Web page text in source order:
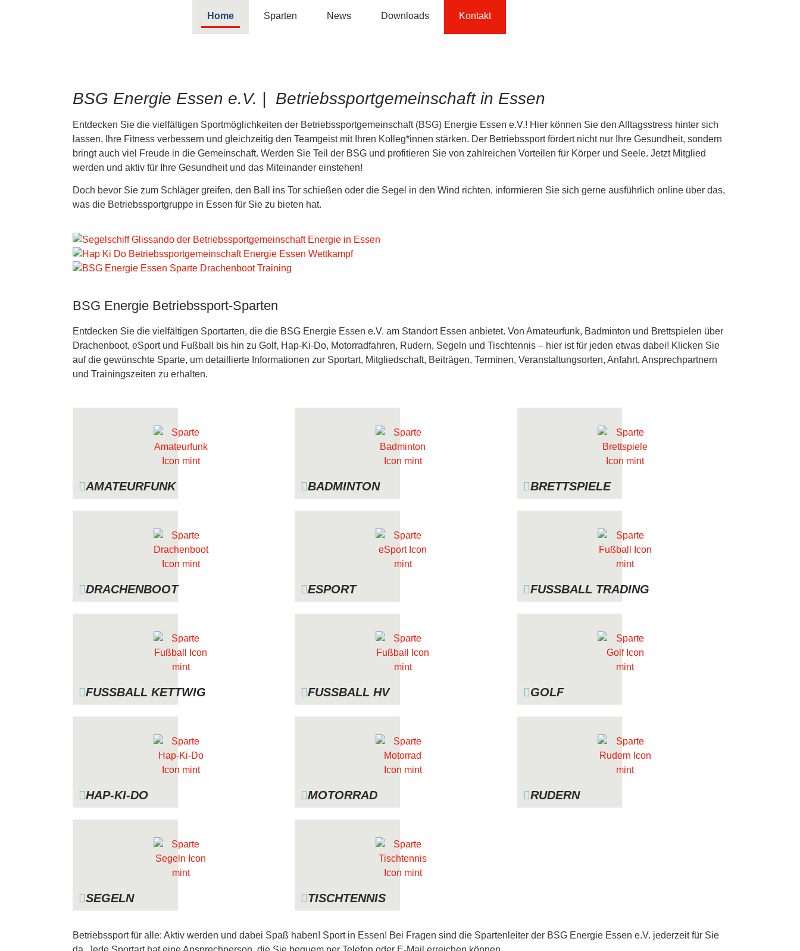
Home Sparten News Downloads Kontakt
BSG Energie Essen e.V. | Betriebssportgemeinschaft in Essen
Entdecken Sie die vielfältigen Sportmöglichkeiten der Betriebssportgemeinschaft (BSG) Energie Essen e.V.! Hier können Sie den Alltagsstress hinter sich
lassen, Ihre Fitness verbessern und gleichzeitig den Teamgeist mit Ihren Kolleg*innen stärken. Der Betriebssport fördert nicht nur Ihre Gesundheit, sondern
bringt auch viel Freude in die Gemeinschaft. Werden Sie Teil der BSG und profitieren Sie von zahlreichen Vorteilen für Körper und Seele. Jetzt Mitglied
werden und aktiv für Ihre Gesundheit und das Miteinander einstehen!
Doch bevor Sie zum Schläger greifen, den Ball ins Tor schießen oder die Segel in den Wind richten, informieren Sie sich gerne ausführlich online über das,
was die Betriebssportgruppe in Essen für Sie zu bieten hat.
BSG Energie Betriebssport-Sparten
Entdecken Sie die vielfältigen Sportarten, die die BSG Energie Essen e.V. am Standort Essen anbietet. Von Amateurfunk, Badminton und Brettspielen über
Drachenboot, eSport und Fußball bis hin zu Golf, Hap-Ki-Do, Motorradfahren, Rudern, Segeln und Tischtennis – hier ist für jeden etwas dabei! Klicken Sie
auf die gewünschte Sparte, um detaillierte Informationen zur Sportart, Mitgliedschaft, Beiträgen, Terminen, Veranstaltungsorten, Anfahrt, Ansprechpartnern
und Trainingszeiten zu erhalten.
AMATEURFUNK BADMINTON BRETTSPIELE
DRACHENBOOT ESPORT FUSSBALL TRADING
FUSSBALL KETTWIG FUSSBALL HV GOLF
HAP-KI-DO MOTORRAD RUDERN
SEGELN TISCHTENNIS
Betriebssport für alle: Aktiv werden und dabei Spaß haben! Sport in Essen! Bei Fragen sind die Spartenleiter der BSG Energie Essen e.V. jederzeit für Sie